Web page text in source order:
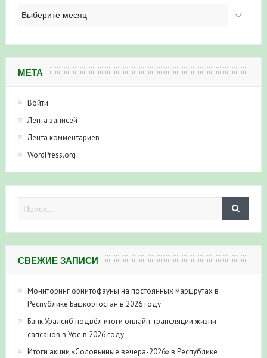
новостей
МЕТА
Войти
Лента записей
Лента комментариев
WordPress.org
СВЕЖИЕ ЗАПИСИ
Мониторинг орнитофауны на постоянных маршрутах в
Республике Башкортостан в 2026 году
Банк Уралсиб подвёл итоги онлайн-трансляции жизни
сапсанов в Уфе в 2026 году
Итоги акции «Соловьиные вечера-2026» в Республике